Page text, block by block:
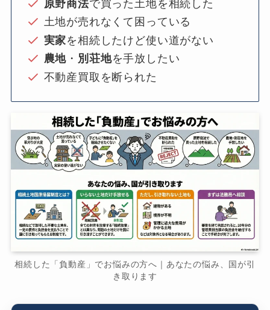
原野商法で買った土地を相続した
土地が売れなくて困っている
実家を相続したけど使い道がない
農地 ・ 別荘地を手放したい
不動産買取を断られた
相続した「負動産」でお悩みの方へ｜あなたの悩み、国が引
き取ります